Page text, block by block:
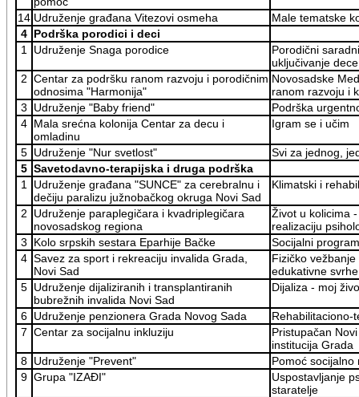
14 Udruženje građana Vitezovi osmeha
Male tematske
4 Podrška porodici i deci
1
Udruženje Snaga porodice
Porodični
uključivanje
2 Centar za podršku ranom razvoju i porodičnim
odnosima "Harmonija"
Novosadske
ranom razvoju i
3
Udruženje "Baby friend"
Podrška
4 Mala srećna kolonija Centar za decu i
omladinu
Igram se i učim
5 Udruženje "Nur svetlost"
Svi za jednog,
5 Savetodavno-terapijska i druga podrška
1
Udruženje građana "SUNCE" za cerebralnu i
dečiju paralizu južnobačkog okruga Novi Sad
Klimatski i
2
Udruženje paraplegičara i kvadriplegičara
novosadskog regiona
Život u kolicima
realizaciju
3
Kolo srpskih sestara Eparhije Bačke
Socijalni
4 Savez za sport i rekreaciju invalida Grada,
Novi Sad
Fizičko
edukativne
5 Udruženje dijaliziranih i transplantiranih
bubrežnih invalida Novi Sad
Dijaliza - moj
6 Udruženje penzionera Grada Novog Sada
Rehabilitaciono-
7 Centar za socijalnu inkluziju
Pristupačan
institucija Grada
8 Udruženje "Prevent"
Pomoć socijalno
9 Grupa "IZAĐI"
Uspostavljanje
staratelje